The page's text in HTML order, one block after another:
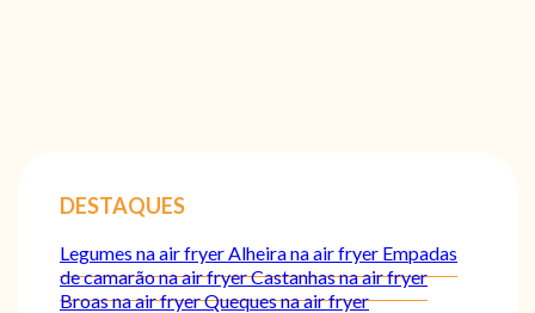
DESTAQUES
Legumes na air fryerAlheira na air fryer Empadas
de camarão na air fryerCastanhas na air fryer
Broas na air fryerQueques na air fryer